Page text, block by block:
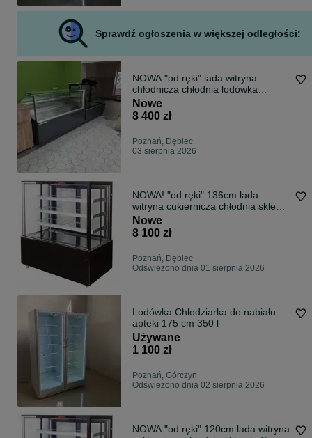
Sprawdź ogłoszenia w większej odległości:
NOWA "od ręki" lada witryna
chłodnicza chłodnia lodówka
DOSTAWA 48h
Nowe
8 400 zł
Poznań, Dębiec
03 sierpnia 2026
NOWA! "od ręki" 136cm lada
witryna cukiernicza chłodnia sklep
lodówka DOSTAWA CAŁY KRAJ na
ciasta
Nowe
8 100 zł
Poznań, Dębiec
Odświeżono dnia 01 sierpnia 2026
Lodówka Chlodziarka do nabiału
apteki 175 cm 350 l
Używane
1 100 zł
Poznań, Górczyn
Odświeżono dnia 02 sierpnia 2026
NOWA "od ręki" 120cm lada witryna